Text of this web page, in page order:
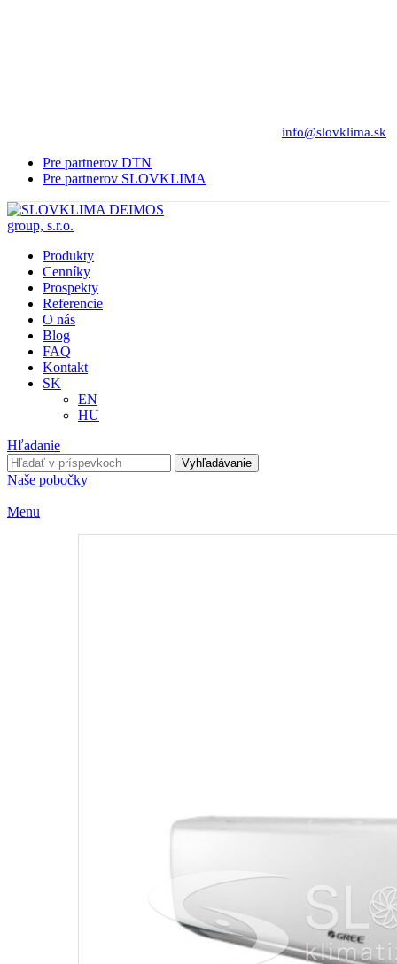
info@slovklima.sk
Pre partnerov DTN
Pre partnerov SLOVKLIMA
Produkty
Cenníky
Prospekty
Referencie
O nás
Blog
FAQ
Kontakt
SK
EN
HU
Hľadanie
Vyhľadávanie
Naše pobočky
Menu